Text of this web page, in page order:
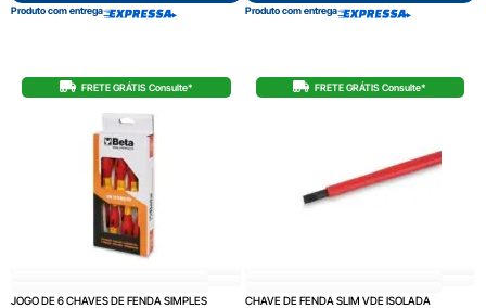
Produto com entrega Produto com entrega
FRETE GRÁTIS Consulte*
JOGO DE 6 CHAVES DE FENDA SIMPLES
FRETE GRÁTIS Consulte*
CHAVE DE FENDA SLIM VDE ISOLADA